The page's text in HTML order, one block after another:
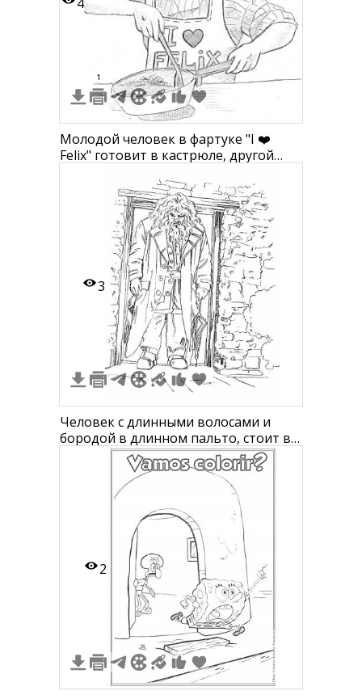
1
Молодой человек в фартуке "I ❤️
Felix" готовит в кастрюле, другой
3
Человек с длинными волосами и
бородой в длинном пальто, стоит в
дверном проёме, каменная стена и
деревянный пол, держит зонт
2